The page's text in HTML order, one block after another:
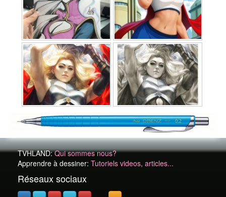
TVHLAND:Qui sommes nous?
Apprendre à dessiner: Tutoriels videos, articles...
Réseaux sociaux